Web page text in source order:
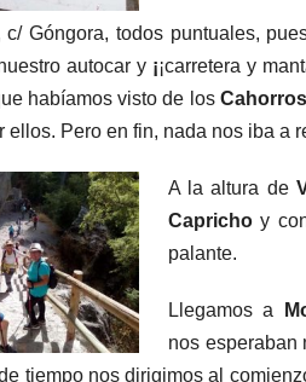
c/ Góngora, todos puntuales,
autocar y ¡¡carretera y
habíamos visto de los Cahorros
ellos. Pero en fin, nada nos iba a
A la altura de
Capricho y
palante.
Llegamos a
nos esperaban
tiempo nos dirigimos al